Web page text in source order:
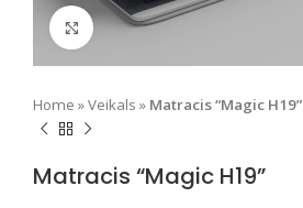
Nospiediet, lai palielinātu
Home »Veikals » Matracis “Magic H19”
Matracis “Magic H19”